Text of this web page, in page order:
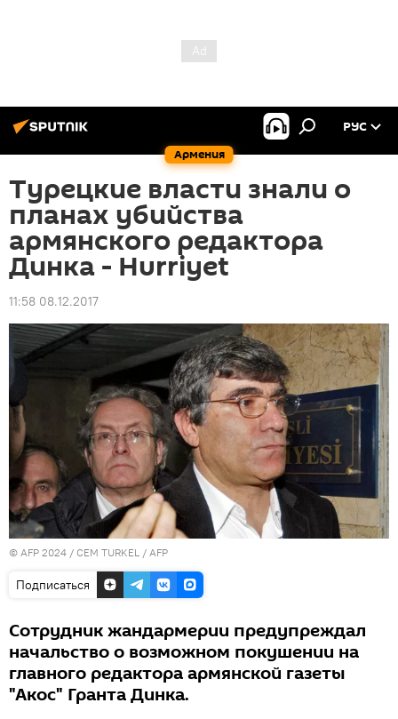
Армения
РУС
Турецкие власти знали о
планах убийства
армянского редактора
Динка - Hurriyet
11:58 08.12.2017
© AFP 2024 / CEM TURKEL / AFP
Подписаться
Сотрудник жандармерии предупреждал
начальство о возможном покушении на
главного редактора армянской газеты
"Акос" Гранта Динка.